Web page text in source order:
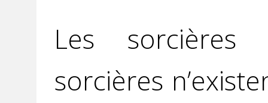
Les sorcières
sorcières